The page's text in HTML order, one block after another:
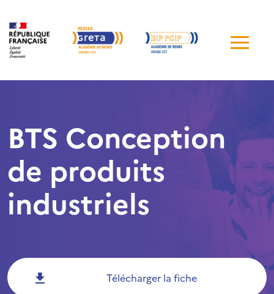
de
BTS Conception
de produits
industriels
Télécharger la fiche